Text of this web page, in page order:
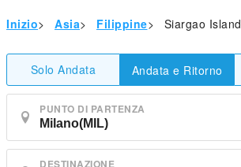
Inizio> Asia> Filippine> Siargao Island
Solo Andata Andata e Ritorno
PUNTO DI PARTENZA
DESTINAZIONE